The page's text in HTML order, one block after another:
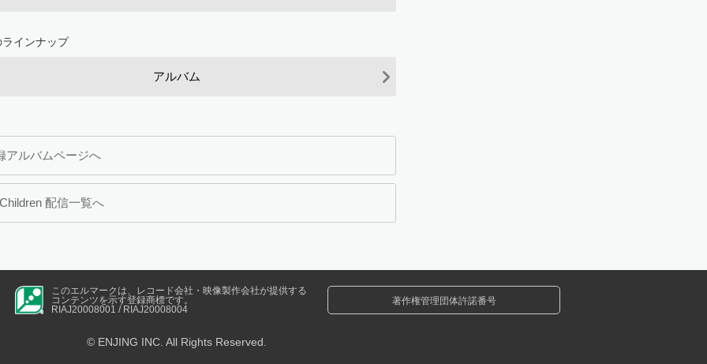
インナップ
アルバム
アルバムページへ
配信一覧へ
このエルマークは、レコード会社・映像製作会社が提供する
コンテンツを示す登録商標です。
RIAJ20008001 / RIAJ20008004
著作権管理団体許諾番号
© ENJING INC. All Rights Reserved.